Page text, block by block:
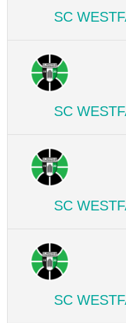
SC
SC
SC
SC